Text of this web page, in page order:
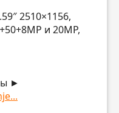
2510×1156,
и 20MP,
►